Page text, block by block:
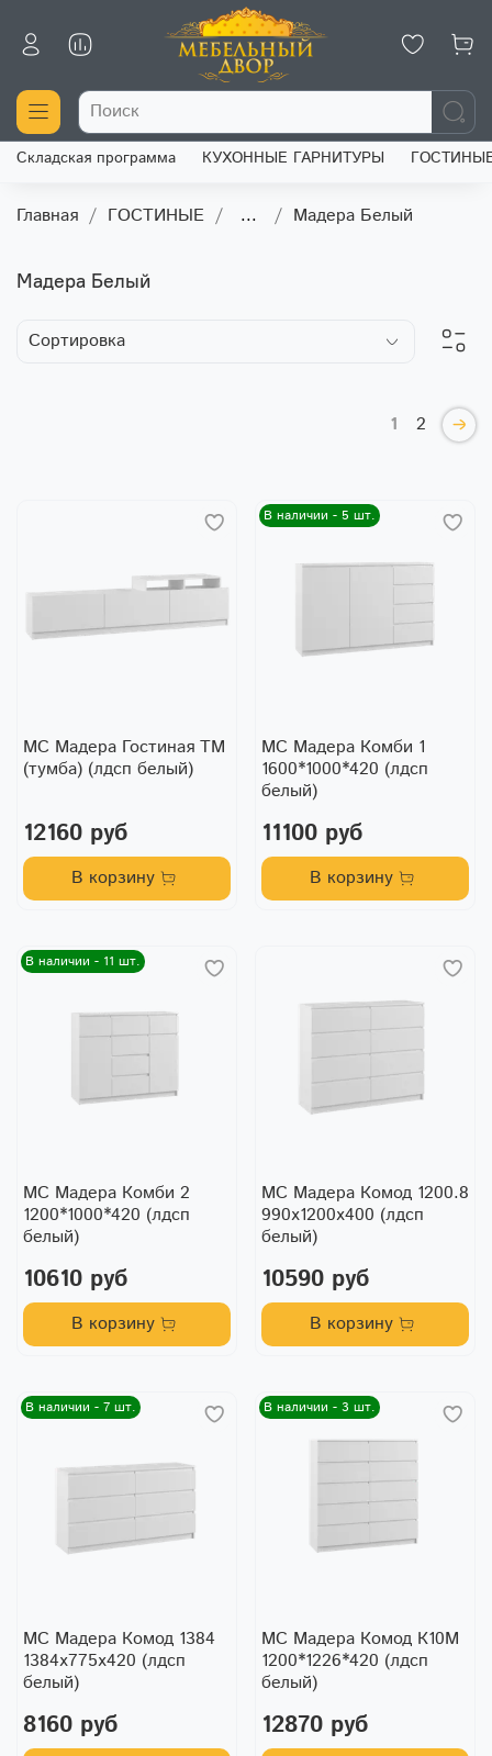
Складская программа КУХОННЫЕ ГАРНИТУРЫ
Главная ГОСТИНЫЕ ... Мадера Белый
Мадера Белый
1 2
МС Мадера Гостиная ТМ
(тумба) (лдсп белый)
12160 руб
В корзину
В наличии - 5 шт.
МС Мадера Комби 1
1600*1000*420 (лдсп
белый)
11100 руб
В корзину
В наличии - 11 шт.
МС Мадера Комби 2
1200*1000*420 (лдсп
белый)
10610 руб
В корзину
МС Мадера Комод 1200.8
990х1200х400 (лдсп
белый)
10590 руб
В корзину
В наличии - 7 шт.
МС Мадера Комод 1384
1384х775х420 (лдсп
белый)
8160 руб
В наличии - 3 шт.
МС Мадера Комод К10М
1200*1226*420 (лдсп
белый)
12870 руб